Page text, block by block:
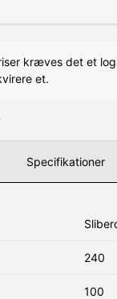
kræves det et
et.
Specifikationer
240
100